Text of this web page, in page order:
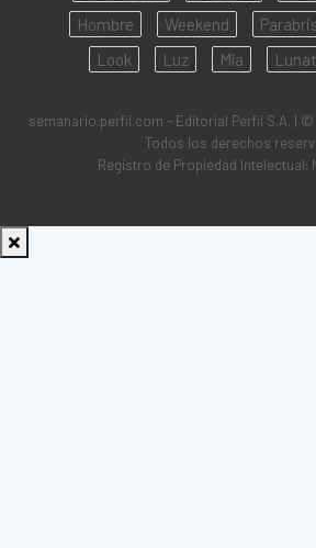
Hombre
Weekend
Look
Luz Mía
semanario.perfil.com - Editorial Perfil S.A. | ©
Todos los derechos
Registro de Propiedad Intelectual: